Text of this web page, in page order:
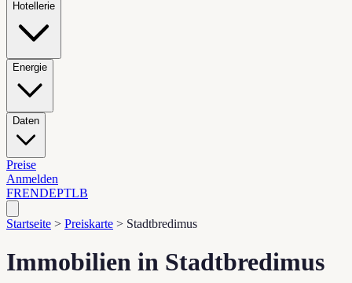
Hotellerie
Energie
Daten
Preise
Anmelden
FRENDEPTLB
Startseite > Preiskarte > Stadtbredimus
Immobilien in Stadtbredimus